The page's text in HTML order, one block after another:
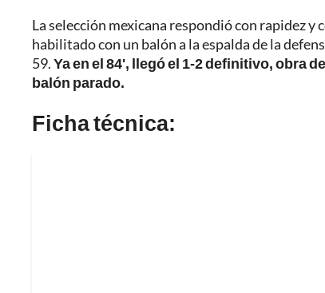
La selección mexicana respondió con rapidez
habilitado con un balón a la espalda de la
59.Ya en el 84', llegó el 1-2 definitivo, obra
balón parado.
Ficha técnica: